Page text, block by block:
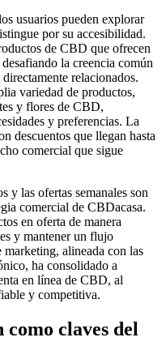
usuarios pueden explorar
por su accesibilidad.
de CBD que ofrecen
la creencia común
relacionados.
variedad de productos,
y flores de CBD,
y preferencias. La
descuentos que llegan hasta
comercial que sigue
y las ofertas semanales son
comercial de CBDacasa.
en oferta de manera
y mantener un flujo
marketing, alineada con las
ha consolidado a
en línea de CBD, al
y competitiva.
como claves del